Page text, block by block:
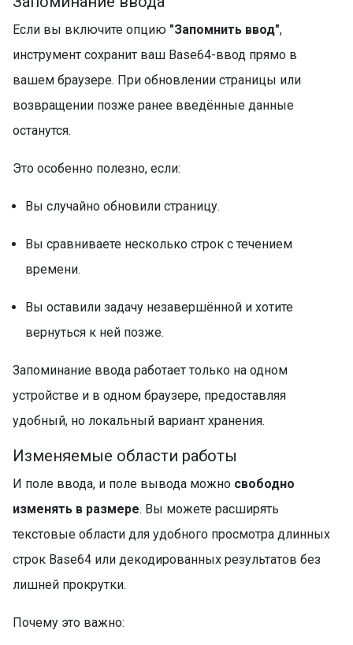
Если вы включите опцию "Запомнить ввод",
инструмент сохранит ваш Base64-ввод прямо в
вашем браузере. При обновлении страницы или
возвращении позже ранее введённые данные
останутся.
Это особенно полезно, если:
Вы случайно обновили страницу.
Вы сравниваете несколько строк с течением
времени.
Вы оставили задачу незавершённой и хотите
вернуться к ней позже.
Запоминание ввода работает только на одном
устройстве и в одном браузере, предоставляя
удобный, но локальный вариант хранения.
Изменяемые области работы
И поле ввода, и поле вывода можно свободно
изменять в размере. Вы можете расширять
текстовые области для удобного просмотра длинных
строк Base64 или декодированных результатов без
лишней прокрутки.
Почему это важно: